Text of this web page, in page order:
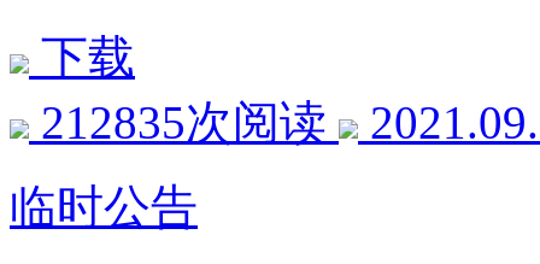
下载
212835次阅读
临时公告